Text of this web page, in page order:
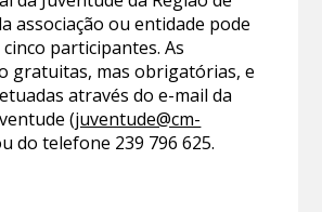
associação ou entidade pode
participantes. As
gratuitas, mas obrigatórias, e
através do e-mail da
(juventude@cm-
do telefone 239 796 625.